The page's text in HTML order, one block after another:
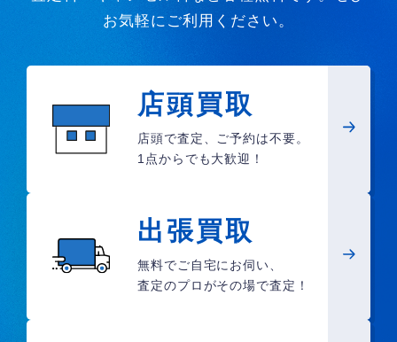
お気軽にご利用ください。
店頭買取
店頭で査定、ご予約は不要。
1点からでも大歓迎！
出張買取
無料でご自宅にお伺い、
査定のプロがその場で査定！